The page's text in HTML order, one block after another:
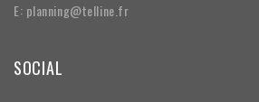
E: planning@telline.fr
SOCIAL